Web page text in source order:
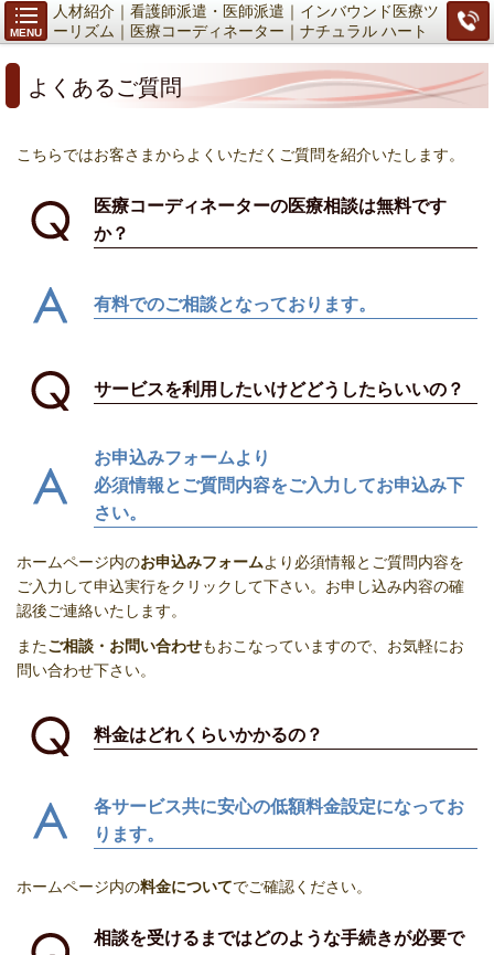
MENU
人材紹介｜看護師派遣・医師派遣｜インバウンド医療ツ
ーリズム｜医療コーディネーター｜ナチュラル ハート
よくあるご質問
こちらではお客さまからよくいただくご質問を紹介いたします。
医療コーディネーターの医療相談は無料です
か？
有料でのご相談となっております。
サービスを利用したいけどどうしたらいいの？
お申込みフォームより
必須情報とご質問内容をご入力してお申込み下
さい。
ホームページ内のお申込みフォームより必須情報とご質問内容を
ご入力して申込実行をクリックして下さい。お申し込み内容の確
認後ご連絡いたします。
またご相談・お問い合わせもおこなっていますので、お気軽にお
問い合わせ下さい。
料金はどれくらいかかるの？
各サービス共に安心の低額料金設定になってお
ります。
ホームページ内の料金についてでご確認ください。
相談を受けるまではどのような手続きが必要で